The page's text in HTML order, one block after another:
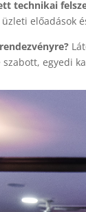
technikai
előadások
egyedi